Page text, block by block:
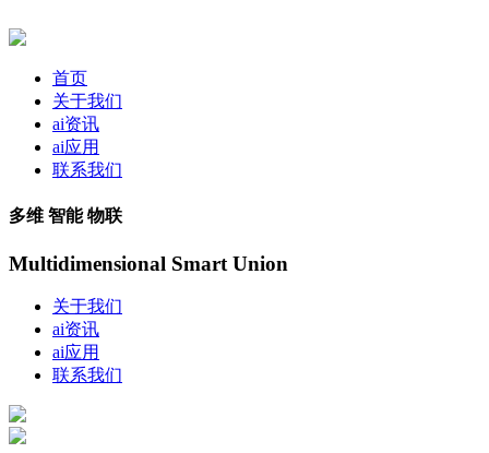
首页
关于我们
ai资讯
ai应用
联系我们
多维 智能 物联
Multidimensional Smart Union
关于我们
ai资讯
ai应用
联系我们